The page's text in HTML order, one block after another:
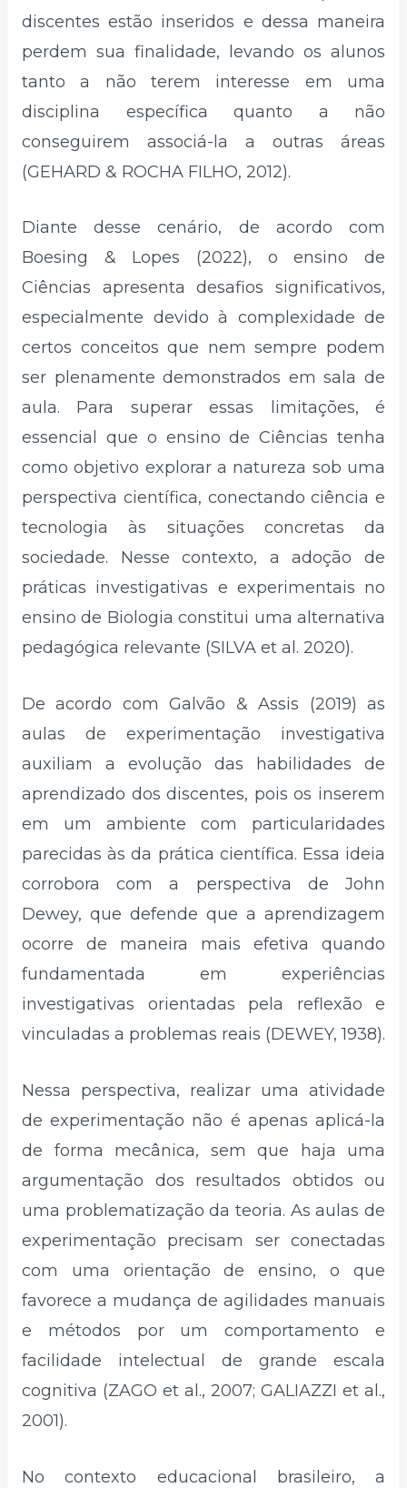
discentes estão inseridos e dessa maneira
perdem sua finalidade, levando os alunos
tanto a não terem interesse em uma
disciplina específica quanto a não
conseguirem associá-la a outras áreas
(GEHARD & ROCHA FILHO, 2012).
Diante desse cenário, de acordo com
Boesing & Lopes (2022), o ensino de
Ciências apresenta desafios significativos,
especialmente devido à complexidade de
certos conceitos que nem sempre podem
ser plenamente demonstrados em sala de
aula. Para superar essas limitações, é
essencial que o ensino de Ciências tenha
como objetivo explorar a natureza sob uma
perspectiva científica, conectando ciência e
tecnologia às situações concretas da
sociedade. Nesse contexto, a adoção de
práticas investigativas e experimentais no
ensino de Biologia constitui uma alternativa
pedagógica relevante (SILVA et al. 2020).
De acordo com Galvão & Assis (2019) as
aulas de experimentação investigativa
auxiliam a evolução das habilidades de
aprendizado dos discentes, pois os inserem
em um ambiente com particularidades
parecidas às da prática científica. Essa ideia
corrobora com a perspectiva de John
Dewey, que defende que a aprendizagem
ocorre de maneira mais efetiva quando
fundamentada em experiências
investigativas orientadas pela reflexão e
vinculadas a problemas reais (DEWEY, 1938).
Nessa perspectiva, realizar uma atividade
de experimentação não é apenas aplicá-la
de forma mecânica, sem que haja uma
argumentação dos resultados obtidos ou
uma problematização da teoria. As aulas de
experimentação precisam ser conectadas
com uma orientação de ensino, o que
favorece a mudança de agilidades manuais
e métodos por um comportamento e
facilidade intelectual de grande escala
cognitiva (ZAGO et al., 2007; GALIAZZI et al.,
2001).
No contexto educacional brasileiro, a